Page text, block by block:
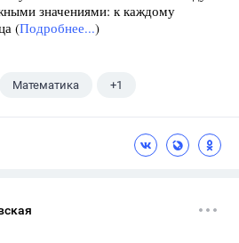
значениями: к каждому
(Подробнее...)
Математика +1